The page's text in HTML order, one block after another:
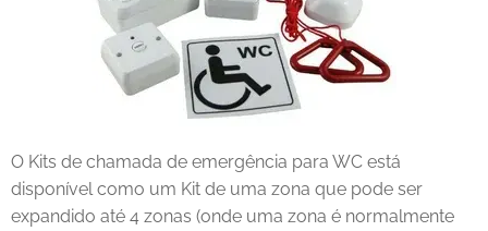
O Kits de chamada de emergência para WC está
disponível como um Kit de uma zona que pode ser
expandido até 4 zonas (onde uma zona é normalmente